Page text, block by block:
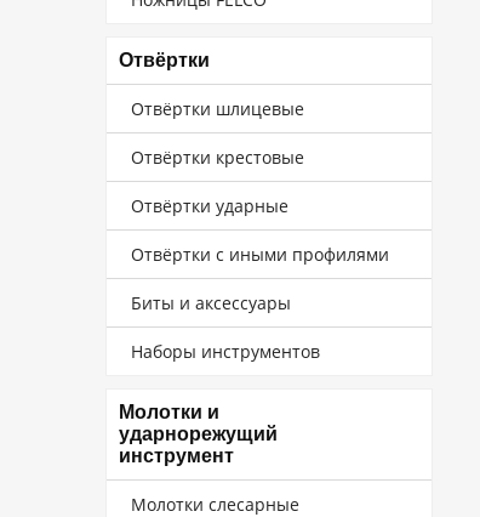
Отвёртки
Отвёртки шлицевые
Отвёртки крестовые
Отвёртки ударные
Отвёртки с иными профилями
Биты и аксессуары
Наборы инструментов
Молотки и
ударнорежущий
инструмент
Молотки слесарные